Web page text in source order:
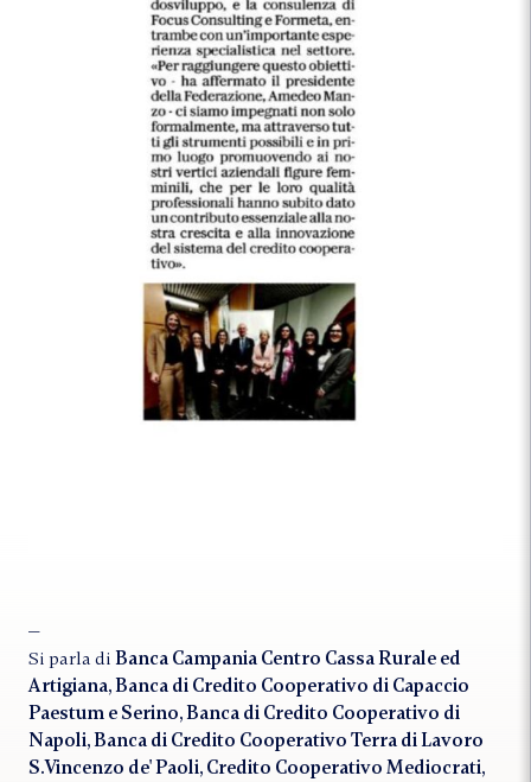
Si parla di Banca Campania Centro Cassa Rurale ed
Artigiana, Banca di Credito Cooperativo di Capaccio
Paestum e Serino, Banca di Credito Cooperativo di
Napoli, Banca di Credito Cooperativo Terra di Lavoro
S.Vincenzo de' Paoli, Credito Cooperativo Mediocrati,